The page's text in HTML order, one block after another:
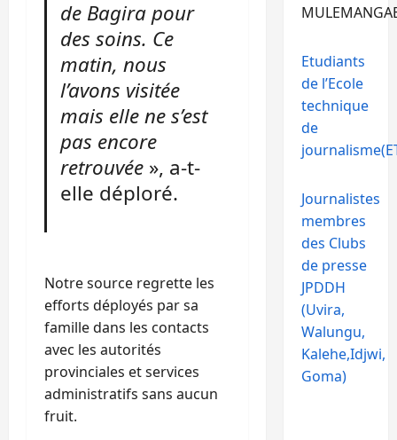
de Bagira pour
des soins. Ce
matin, nous
l’avons visitée
mais elle ne s’est
pas encore
retrouvée », a-t-
elle déploré.
Notre source regrette les
efforts déployés par sa
famille dans les contacts
avec les autorités
provinciales et services
administratifs sans aucun
fruit.
Etudiants
de l’Ecole
technique
de
Journalistes
membres
des Clubs
de presse
JPDDH
(Uvira,
Walungu,
Kalehe,Idjwi,
Goma)